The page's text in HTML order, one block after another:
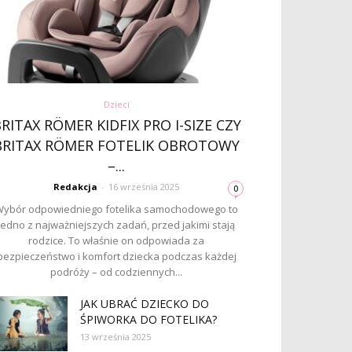
Dzieci
RÖMER KIDFIX PRO I-SIZE CZY
RÖMER FOTELIK OBROTOWY
–...
Redakcja - 16 września 2025 0
odpowiedniego fotelika samochodowego to
z najważniejszych zadań, przed jakimi stają
rodzice. To właśnie on odpowiada za
i komfort dziecka podczas każdej
podróży – od codziennych...
JAK UBRAĆ DZIECKO DO
ŚPIWORKA DO FOTELIKA?
13 września 2025